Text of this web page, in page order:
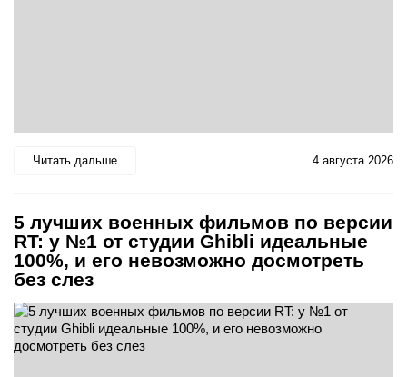
Читать дальше 4 августа 2026
5 лучших военных фильмов по версии
RT: у №1 от студии Ghibli идеальные
100%, и его невозможно досмотреть
без слез